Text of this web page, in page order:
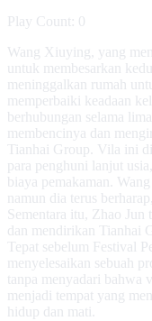
Play Count: 0
Wang Xiuying, yang
untuk membesarkan
meninggalkan rumah
memperbaiki keadaan
berhubungan selama
membencinya dan
Tianhai Group. Vila ini
para penghuni lanjut
biaya pemakaman.
namun dia terus
Sementara itu, Zhao
dan mendirikan Tianhai
Tepat sebelum Festival
menyelesaikan sebuah
tanpa menyadari bahwa
menjadi tempat yang
hidup dan mati.